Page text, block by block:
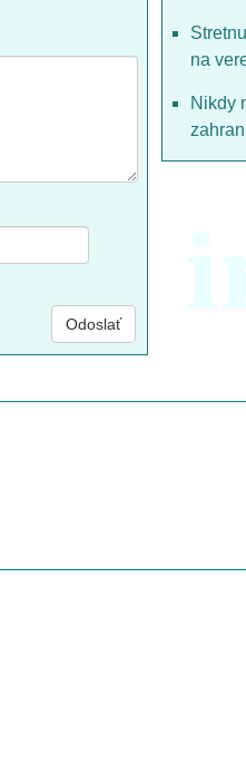
na
Nikdy